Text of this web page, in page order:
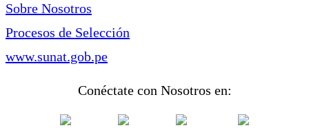
Sobre Nosotros
Procesos de Selección
www.sunat.gob.pe
Conéctate con Nosotros en: